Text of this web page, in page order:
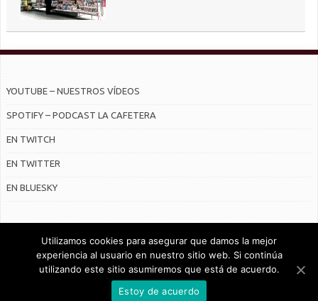
YOUTUBE – NUESTROS VÍDEOS
SPOTIFY – PODCAST LA CAFETERA
EN TWITCH
EN TWITTER
EN BLUESKY
© Radiocable en Internet S.L.
CONTRATO DE SERVICIOS Y POLÍTICA DE PRIVACIDAD
Utilizamos cookies para asegurar que damos la mejor
experiencia al usuario en nuestro sitio web. Si continúa
utilizando este sitio asumiremos que está de acuerdo.
Estoy de acuerdo